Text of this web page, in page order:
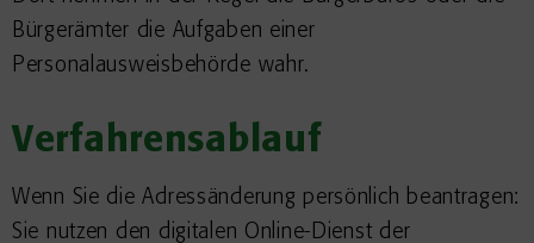
Bürgerämter die Aufgaben einer
Personalausweisbehörde wahr.
Verfahrensablauf
Wenn Sie die Adressänderung persönlich beantragen:
Sie nutzen den digitalen Online-Dienst der